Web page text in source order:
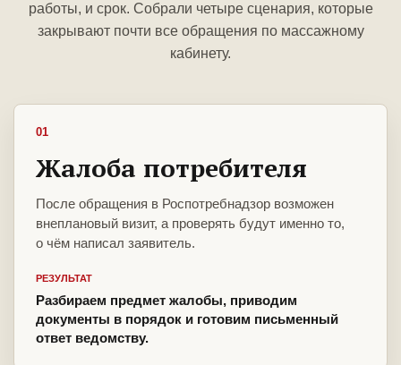
работы, и срок. Собрали четыре сценария, которые
закрывают почти все обращения по массажному
кабинету.
01
Жалоба потребителя
После обращения в Роспотребнадзор возможен
внеплановый визит, а проверять будут именно то,
о чём написал заявитель.
РЕЗУЛЬТАТ
Разбираем предмет жалобы, приводим
документы в порядок и готовим письменный
ответ ведомству.